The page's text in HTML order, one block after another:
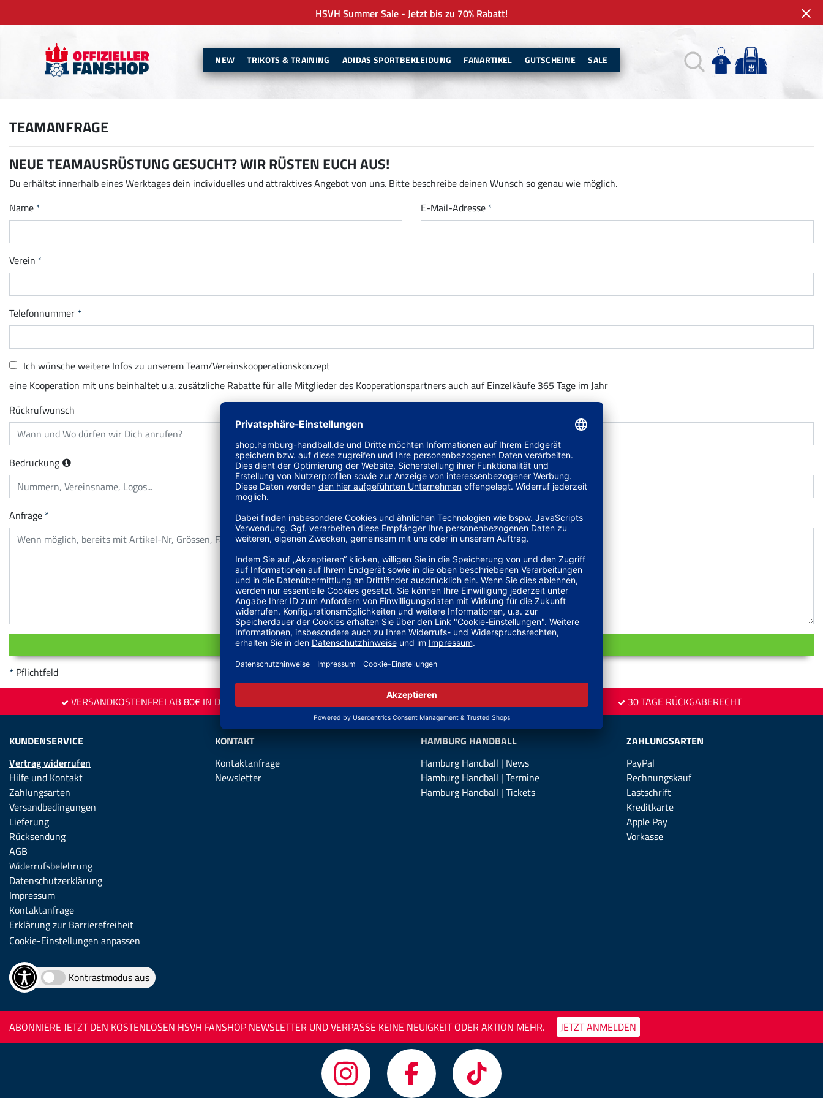
HSVH Summer Sale - Jetzt bis zu 70% Rabatt!
NEW TRIKOTS & TRAINING ADIDAS SPORTBEKLEIDUNG FANARTIKEL GUTSCHEINE SALE
TEAMANFRAGE
NEUE TEAMAUSRÜSTUNG GESUCHT? WIR RÜSTEN EUCH AUS!
Du erhältst innerhalb eines Werktages dein individuelles und attraktives Angebot von uns. Bitte beschreibe deinen Wunsch so genau wie möglich.
Name
E-Mail-Adresse
Verein
Telefonnummer
Ich wünsche weitere Infos zu unserem Team/Vereinskooperationskonzept
eine Kooperation mit uns beinhaltet u.a. zusätzliche Rabatte für alle Mitglieder des Kooperationspartners auch auf Einzelkäufe 365 Tage im Jahr
Rückrufwunsch
Bedruckung
Anfrage
TEAMANFRAGE SENDEN
Pflichtfeld
VERSANDKOSTENFREI AB 80€ IN DE
GELD-ZURÜCK-GARANTIE 30 TAGE RÜCKGABERECHT
KUNDENSERVICE
Vertrag widerrufen
Hilfe und Kontakt
Zahlungsarten
Versandbedingungen
Lieferung
Rücksendung
AGB
Widerrufsbelehrung
Datenschutzerklärung
Impressum
Kontaktanfrage
Erklärung zur Barrierefreiheit
Cookie-Einstellungen anpassen
Kontrastmodus aus
KONTAKT
Kontaktanfrage
Newsletter
HAMBURG HANDBALL
Hamburg Handball | News
Hamburg Handball | Termine
Hamburg Handball | Tickets
ZAHLUNGSARTEN
PayPal
Rechnungskauf
Lastschrift
Kreditkarte
Apple Pay
Vorkasse
ABONNIERE JETZT DEN KOSTENLOSEN HSVH FANSHOP NEWSLETTER UND VERPASSE KEINE NEUIGKEIT ODER AKTION MEHR. JETZT ANMELDEN